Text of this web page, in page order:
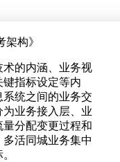
构》
的内涵、业务视
指标设定等内
统之间的业务交
业务接入层、业
分配变更过程和
活同城业务集中